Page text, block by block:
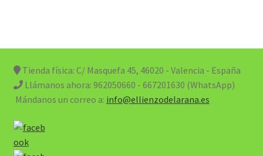
Tienda física: C/ Masquefa 45, 46020 - Valencia - España
Llámanos ahora: 962050660 - 667201630 (WhatsApp)
Mándanos un correo a: info@ellienzodelarana.es